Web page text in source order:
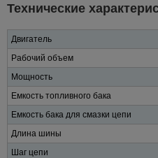
Технические
Двигатель
Рабочий объем
Мощность
Емкость топливного бака
Емкость бака для смазки цепи
Длина шины
Шаг цепи